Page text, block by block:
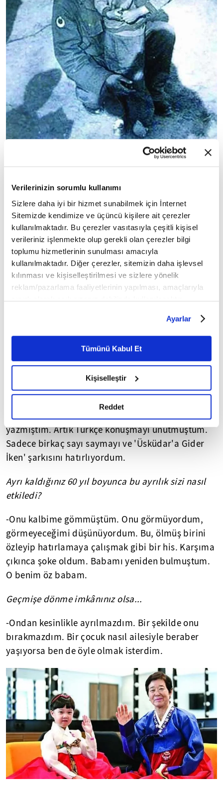
Verilerinizin sorumlu kullanımı
Sizlere daha iyi bir hizmet sunabilmek için İnternet
Sitemizde kendimize ve üçüncü kişilere ait çerezler
kullanılmaktadır. Bu çerezler vasıtasıyla çeşitli kişisel
verileriniz işlenmekte olup gerekli olan çerezler bilgi
toplumu hizmetlerinin sunulması amacıyla
kullanılmaktadır. Diğer çerezler, sitemizin daha işlevsel
kılınması ve kişiselleştirilmesi ve sizlere yönelik
reklam/pazarlama faaliyetlerinin yapılması, amaçlarıyla
sınırlı olarak açık rızanız dahilinde kullanılacaktır.
belirleyebilirsiniz. Çerezlere ilişkin detaylı bilgi için
Ayarlar butonuna tıklayabilir,Çerez Bilgilendirme
Metnimizi ziyaret edebilirsiniz.
6698 sayılı Kişisel Verilerin Korunması Kanunu uyarınca
okumak ve sitemizi ziyaretiniz kapsamında
gerçekleştirilen veri işleme faaliyetleri ile ilgili daha
detaylı bilgi almak için lütfentıklayınız.
Ayarlar
Tümünü Kabul Et
Kişiselleştir
Reddet
-Bizi Kore'deki Ankara Parkı'nda bir araya
getirdiler. Onu görmeden önceki heyecanım, kalp
atışım inanılmazdı. Sürekli düşünüyordum. Ne
kadar yaşlanmış olabileceğini, ne kadar sağlıklı
olabileceğini... Benim onu ne kadar
hatırladığımı... Onun beni ne kadar hatırladığını
çok merak ediyordum. Buluştuk. Ağlıyorduk.
"Neden bu kadar uzun sürdü, neden daha önce
Birbirimizi daha erken bulabilseydik, daha fazla
vakit geçirebilseydik... İkimiz de yaşlanmıştık.
"Neden beni bu kadar geç buldun" diyordum, onu
çok özlemiştim. Mektuplaşmaya, birbirimize
fotoğraflarımızı göndermeye başladık. Bir
mektupta "Her gün resminizle konuşuyorum" diye
yazmıştım. Artık Türkçe konuşmayı unutmuştum.
Sadece birkaç sayı saymayı ve 'Üsküdar'a Gider
İken' şarkısını hatırlıyordum.
Ayrı kaldığınız 60 yıl boyunca bu ayrılık sizi nasıl
etkiledi?
-Onu kalbime gömmüştüm. Onu görmüyordum,
görmeyeceğimi düşünüyordum. Bu, ölmüş birini
özleyip hatırlamaya çalışmak gibi bir his. Karşıma
çıkınca şoke oldum. Babamı yeniden bulmuştum.
O benim öz babam.
Geçmişe dönme imkânınız olsa...
-Ondan kesinlikle ayrılmazdım. Bir şekilde onu
bırakmazdım. Bir çocuk nasıl ailesiyle beraber
yaşıyorsa ben de öyle olmak isterdim.